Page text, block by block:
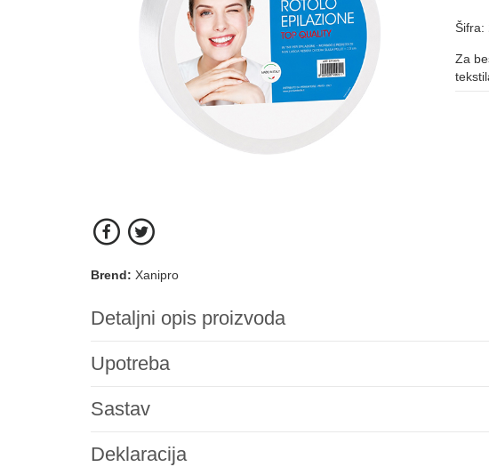
Šifra:
Za
Brend: Xanipro
Detaljni opis proizvoda
Upotreba
Sastav
Deklaracija